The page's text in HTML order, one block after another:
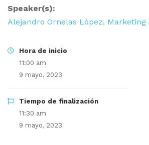
Speaker(s):
Alejandro Ornelas López, Marketing
Hora de inicio
11:00 am
9 mayo, 2023
Tiempo de finalización
11:30 am
9 mayo, 2023